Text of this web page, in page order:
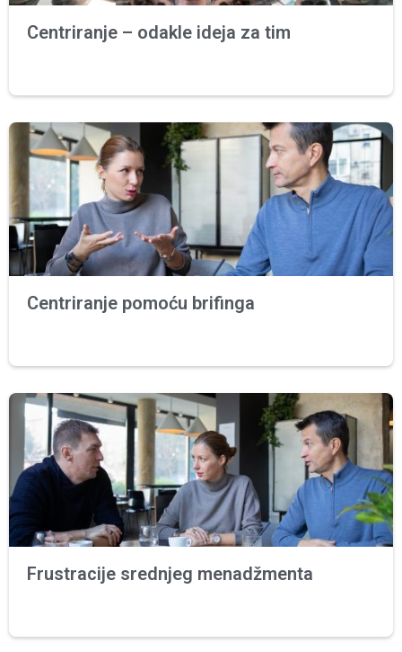
Centriranje – odakle ideja za tim
Centriranje pomoću brifinga
Frustracije srednjeg menadžmenta